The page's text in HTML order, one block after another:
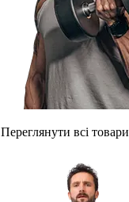
Переглянути всі товари